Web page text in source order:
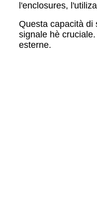
l'enclosures,
Questa capacità di
signale hè
esterne.